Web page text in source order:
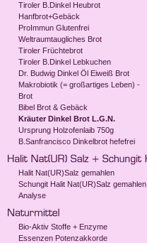
Tiroler B.Dinkel Heubrot
Hanfbrot+Gebäck
ProImmun Glutenfrei
Weltraumtaugliches Brot
Tiroler Früchtebrot
Tiroler B.Dinkel Lebkuchen
Dr. Budwig Dinkel Öl Eiweiß Brot
Makrobiotik (= großartiges Leben) -
Brot
Bibel Brot & Gebäck
Kräuter Dinkel Brot L.G.N.
Ursprung Holzofenlaib 750g
B.Sanfrancisco Dinkelbrot hefefrei
Halit Nat(UR)Salz gemahlen
Schungit Halit Nat(UR)Salz gemahlen
Analyse
Bio-Aktiv Stoffe + Enzyme
Essenzen Potenzakkorde